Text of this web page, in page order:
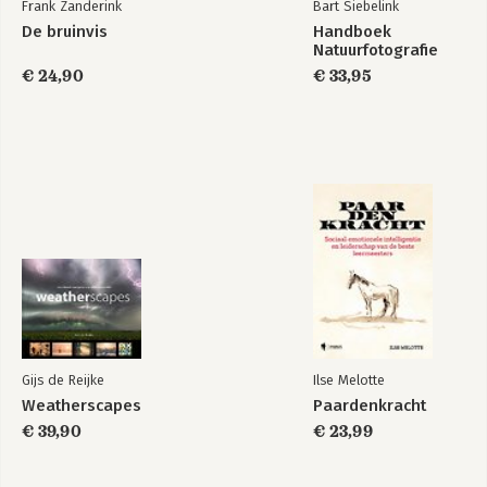
Op eigen benen
Stijgende aantallen
Hoofdstuk 1: Het materiaal
Kleding
Apparatuur
Overig materiaal
Geruisloos en comfortabel
Hoofdstuk 2: De voorbereiding
Het tijdstip
De locatie
Frank Zanderink
De bruinvis
€ 24,90
Bart Siebelink
Handboek
Natuurfotografie
€ 33,95
Gijs de Reijke
Weatherscapes
€ 39,90
Ilse Melotte
Paardenkracht
€ 23,99